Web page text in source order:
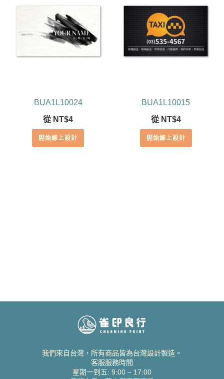
BUA1L10024
從 NT$4
開始線上設計
BUA1L10015
從 NT$4
開始線上設計
我們來自台灣，所有商品皆為台灣設計製造。
客服服務時間
星期一到五: 9:00 – 17:00